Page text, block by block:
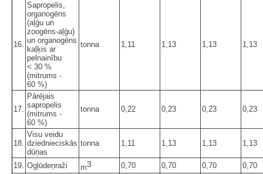
16.
Sapropelis,
organogēns
(aļģu un
zoogēns-aļģu)
un organogēns
kaļķis ar
pelnainību
< 30 %
(mitrums -
60 %)
tonna 1,11 1,13 1,13 1,13
17.
Pārējais
sapropelis
(mitrums -
60 %)
tonna 0,22 0,23 0,23 0,23
18.
Visu veidu
dziednieciskās
dūņas
tonna 1,11 1,13 1,13 1,13
19. Ogļūdeņraži m3 0,70 0,70 0,70 0,70